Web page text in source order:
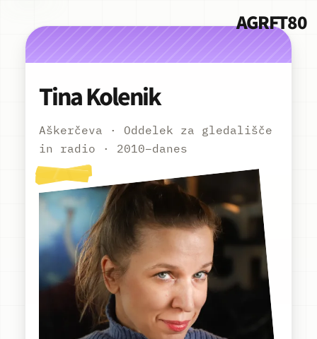
AGRFT80
Tina Kolenik
Aškerčeva · Oddelek za gledališče
in radio · 2010–danes